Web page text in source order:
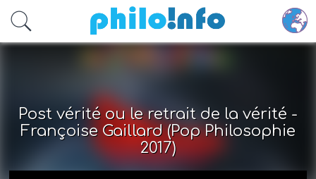
Accéder au contenu principal
Post vérité ou le retrait de la vérité -
Françoise Gaillard (Pop Philosophie
2017)